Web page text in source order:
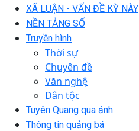
XÃ LUẬN - VẤN ĐỀ KỲ NÀY
NỀN TẢNG SỐ
Truyền hình
Thời sự
Chuyên đề
Văn nghệ
Dân tộc
Tuyên Quang qua ảnh
Thông tin quảng bá